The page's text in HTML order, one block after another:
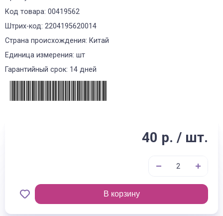
Код товара: 00419562
Штрих-код: 2204195620014
Страна происхождения: Китай
Единица измерения: шт
Гарантийный срок: 14 дней
40 р. / шт.
В корзину